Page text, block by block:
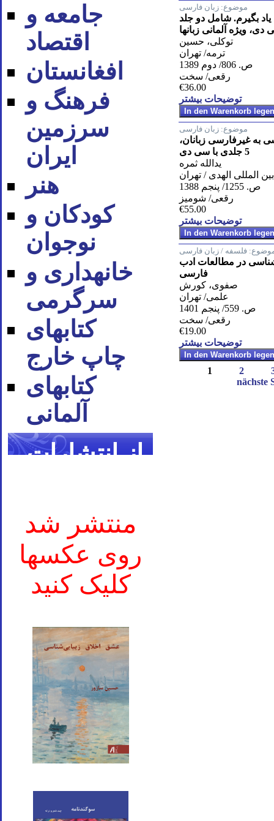
جامعه و
اقتصاد
افغانستان
فرهنگ و
سرزمین
ایران
هنر
کودکان و
نوجوان
خانه‪داری و
سرگرمی
کتاب‪های
چاپ خارج
کتاب‪های
آلمانی
از انتشارات
منتشر شد
روی عکسها
کلیک کنید
موضوع: زبان فارسی
بگیرم. شامل دو جلد
ویژه آلمانی زبانها
توکلی، حسین
ترمه/ تهران
ص. 806/ دوم 1389
رقعی/ سخت
€36.00
توضیحات بیشتر
موضوع: زبان فارسی
به غیرفارسی زبانان،
5 جلدی با سی دی
یدالله ثمره
بین المللی الهدی / تهران
ص. 1255/ پنجم 1388
رقعی/ شومیز
€55.00
توضیحات بیشتر
فلسفه / زبان فارسی
شناسی در مطالعات ادب
فارسی
صفوی، کورش
علمی/ تهران
ص. 559/ پنجم 1401
رقعی/ سخت
€19.00
توضیحات بیشتر
1 2
nächste